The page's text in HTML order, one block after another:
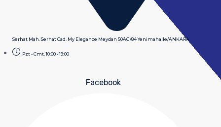
Serhat Mah. Serhat Cad. My Elegance Meydan 50AG/84 Yenimahalle/ANKARA
Pzt - Cmt, 10:00 - 19:00
Facebook